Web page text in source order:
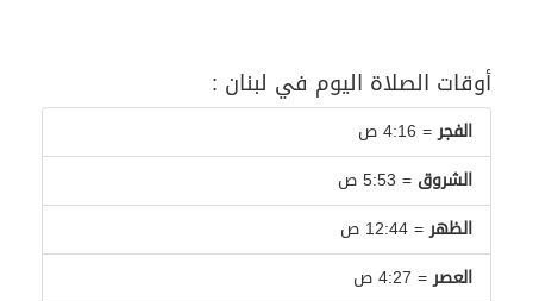
أوقات الصلاة اليوم في لبنان :
الفجر= 4:16 ص
الشروق = 5:53 ص
الظهر= 12:44 ص
العصر= 4:27 ص